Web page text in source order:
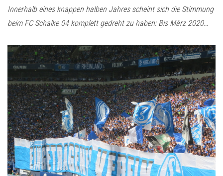
Innerhalb eines knappen halben Jahres scheint sich die Stimmung
beim FC Schalke 04 komplett gedreht zu haben: Bis März 2020…